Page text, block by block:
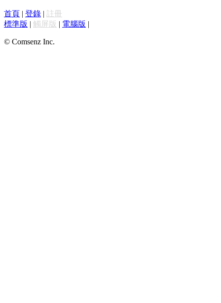
首頁 | 登錄 | 註冊
標準版 | 觸屏版 | 電腦版 |
© Comsenz Inc.